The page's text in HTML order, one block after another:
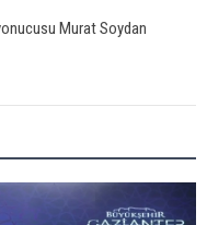
Murat Soydan
Dervişoğlu cenazede